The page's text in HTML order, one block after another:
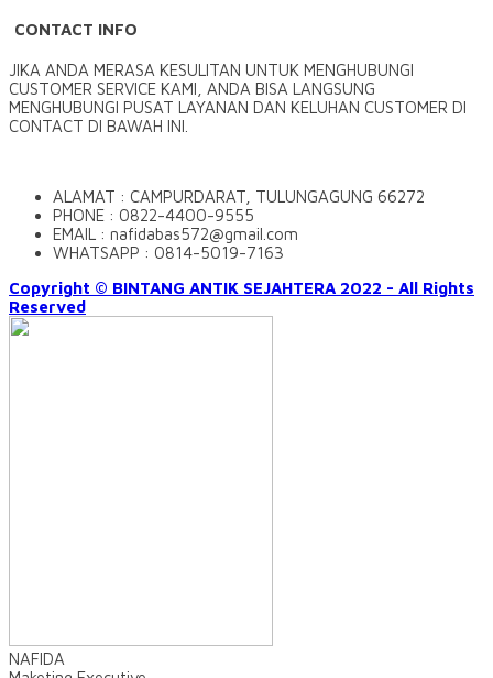
CONTACT INFO
JIKA ANDA MERASA KESULITAN UNTUK MENGHUBUNGI
CUSTOMER SERVICE KAMI, ANDA BISA LANGSUNG
MENGHUBUNGI PUSAT LAYANAN DAN KELUHAN CUSTOMER DI
CONTACT DI BAWAH INI.
ALAMAT : CAMPURDARAT, TULUNGAGUNG 66272
PHONE : 0822-4400-9555
EMAIL : nafidabas572@gmail.com
WHATSAPP : 0814-5019-7163
Copyright © BINTANG ANTIK SEJAHTERA 2022 - All Rights
Reserved
NAFIDA